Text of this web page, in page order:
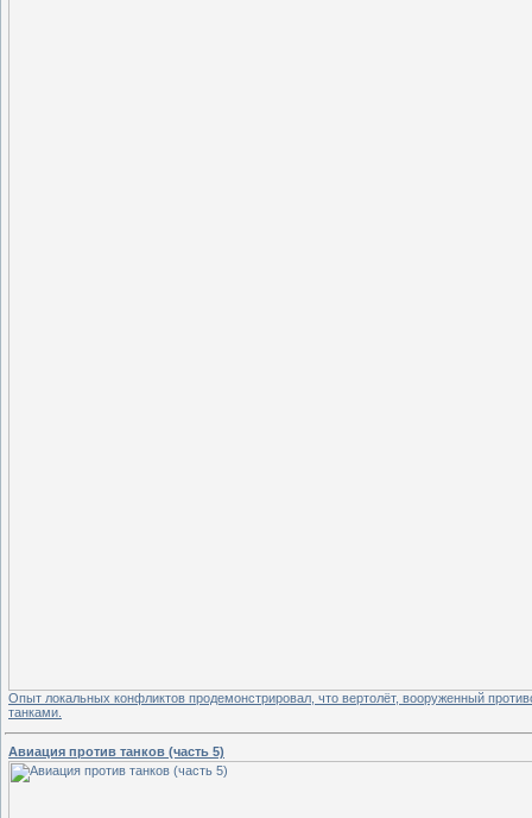
Опыт локальных конфликтов продемонстрировал, что вертолёт, вооруженный
танками.
Авиация против танков (часть 5)